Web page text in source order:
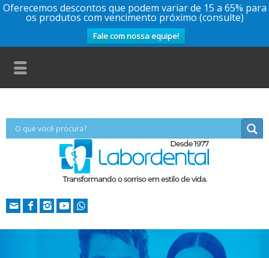
Oferecemos descontos que podem variar de 15 a 65% para
os produtos com vencimento próximo (consulte)
Fale com nossa equipe!